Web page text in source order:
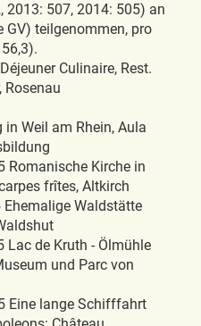
2013: 507, 2014: 505) an
GV) teilgenommen, pro
Culinaire, Rest.
Rosenau
Weil am Rhein, Aula
Romanische Kirche in
frîtes, Altkirch
Waldstätte
Lac de Kruth - Ölmühle
und Parc von
Eine lange Schifffahrt